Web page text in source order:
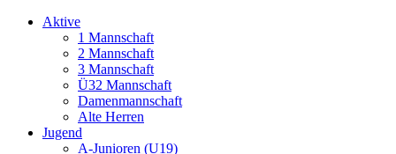
Aktive
1 Mannschaft
2 Mannschaft
3 Mannschaft
Ü32 Mannschaft
Damenmannschaft
Alte Herren
Jugend
A-Junioren (U19)